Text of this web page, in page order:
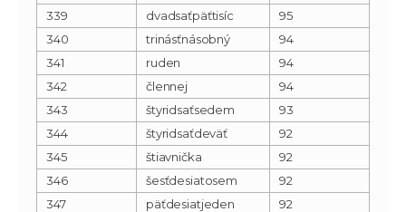
339
dvadsaťpäťtisíc
95
340
trinásťnásobný
94
341
ruden
94
342
člennej
94
343
štyridsaťsedem
93
344
štyridsaťdeväť
92
345
štiavnička
92
346
šesťdesiatosem
92
347
päťdesiatjeden
92